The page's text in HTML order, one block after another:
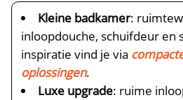
Kleine badkamer:
inloopdouche, schuifdeur en
inspiratie vind je via
oplossingen.​
Luxe upgrade: ruime